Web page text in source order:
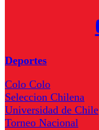
Deportes
Colo Colo
Seleccion Chilena
Universidad de Chile
Torneo Nacional